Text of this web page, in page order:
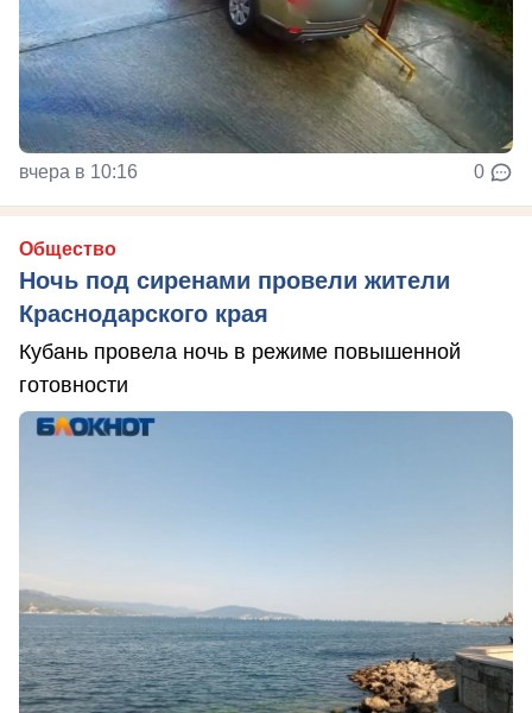
вчера в 10:16 0
Общество
Ночь под сиренами провели жители
Краснодарского края
Кубань провела ночь в режиме повышенной
готовности